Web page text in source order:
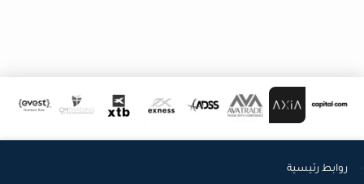
روابط رئيسية